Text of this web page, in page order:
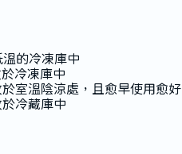
的冷凍庫中
冷凍庫中
室溫陰涼處，且愈早使用愈好
冷藏庫中